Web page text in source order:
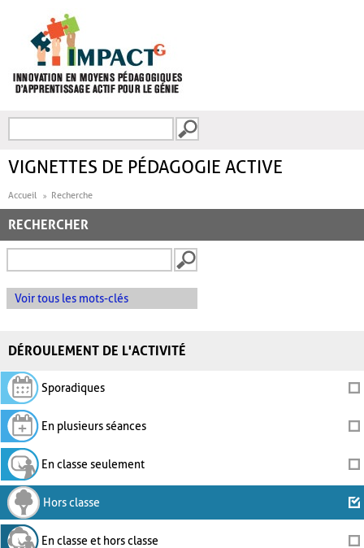
FORMULAIRE DE
VIGNETTES DE PÉDAGOGIE ACTIVE
Accueil Recherche
RECHERCHER
Voir tous les mots-clés
DÉROULEMENT DE L'ACTIVITÉ
Sporadiques
En plusieurs séances
En classe seulement
Hors classe
En classe et hors classe